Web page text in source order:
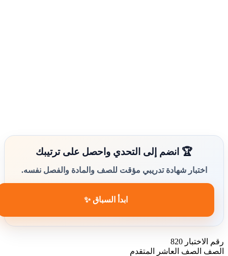
🏆 انضم إلى التحدي واحصل على ترتيبك
اختبار شهادة تدريبي مؤقت للصف والمادة والفصل نفسه.
ابدأ السباق ✨
رقم الاختبار 820
الصف
الصف العاشر المتقدم